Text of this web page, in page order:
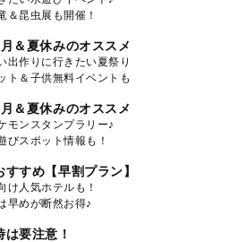
＆昆虫展も開催！
月＆夏休みのオススメ
出作りに行きたい夏祭り
ト＆子供無料イベントも
月＆夏休みのオススメ
モンスタンプラリー♪
びスポット情報も！
すすめ【早割プラン】
け人気ホテルも！
早めが断然お得♪
は要注意！